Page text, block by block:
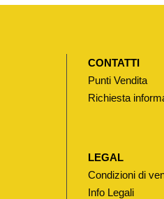
CONTATTI
Punti Vendita
Richiesta
LEGAL
Condizioni di
Info Legali